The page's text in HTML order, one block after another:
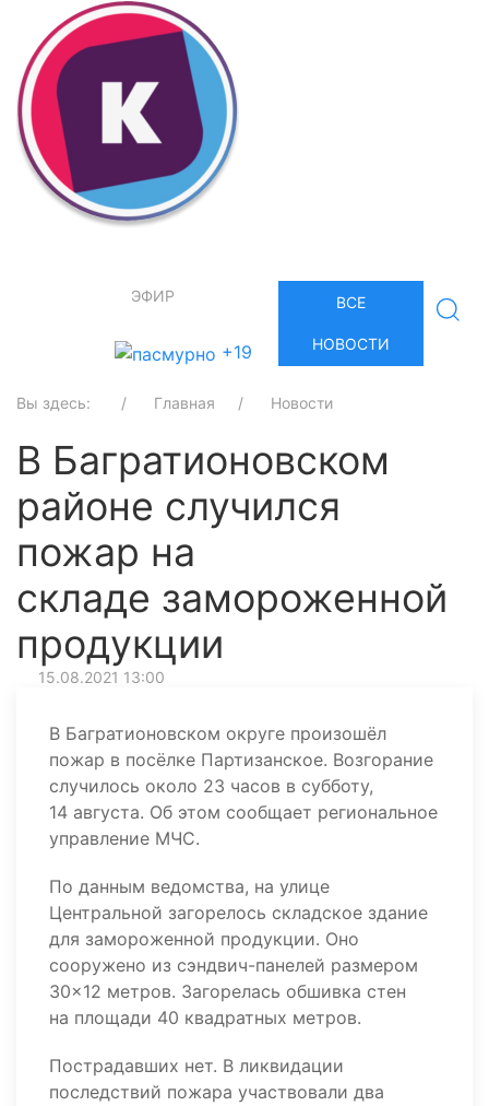
ЭФИР
+19
ВСЕ
НОВОСТИ
Вы здесь: Главная Новости
В Багратионовском
районе случился
пожар на
складе замороженной
продукции
15.08.2021 13:00
В Багратионовском округе произошёл
пожар в посёлке Партизанское. Возгорание
случилось около 23 часов в субботу,
14 августа. Об этом сообщает региональное
управление МЧС.
По данным ведомства, на улице
Центральной загорелось складское здание
для замороженной продукции. Оно
сооружено из сэндвич-панелей размером
30×12 метров. Загорелась обшивка стен
на площади 40 квадратных метров.
Пострадавших нет. В ликвидации
последствий пожара участвовали два